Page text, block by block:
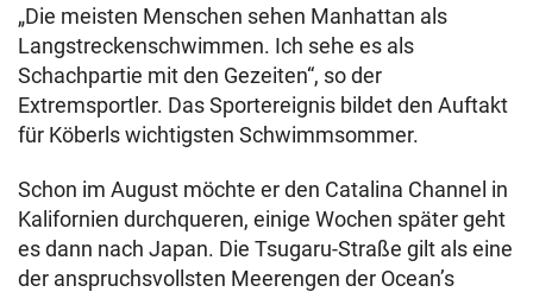
„Die meisten Menschen sehen Manhattan als
Langstreckenschwimmen. Ich sehe es als
Schachpartie mit den Gezeiten“, so der
Extremsportler. Das Sportereignis bildet den Auftakt
für Köberls wichtigsten Schwimmsommer.
Schon im August möchte er den Catalina Channel in
Kalifornien durchqueren, einige Wochen später geht
es dann nach Japan. Die Tsugaru-Straße gilt als eine
der anspruchsvollsten Meerengen der Ocean’s